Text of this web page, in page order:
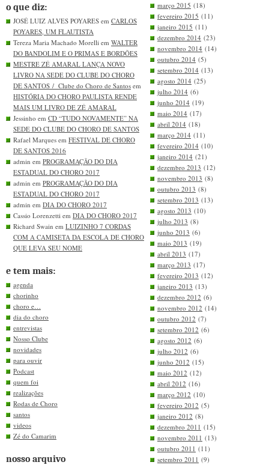
o que diz:
JOSÉ LUIZ ALVES POYARES em CARLOS
POYARES, UM FLAUTISTA
Tereza Maria Machado Morelli em WALTER
DO BANDOLIM E O PRIMAS E BORDÕES
MESTRE ZÉ AMARAL LANÇA NOVO
LIVRO NA SEDE DO CLUBE DO CHORO
DE SANTOS / Clube do Choro de Santos em
HISTÓRIA DO CHORO PAULISTA RENDE
MAIS UM LIVRO DE ZÉ AMARAL
Jessinho em CD “TUDO NOVAMENTE” NA
SEDE DO CLUBE DO CHORO DE SANTOS
Rafael Marques em FESTIVAL DE CHORO
DE SANTOS 2016
admin em PROGRAMAÇÃO DO DIA
ESTADUAL DO CHORO 2017
admin em PROGRAMAÇÃO DO DIA
ESTADUAL DO CHORO 2017
admin em DIA DO CHORO 2017
Cassio Lorenzetti em DIA DO CHORO 2017
Richard Swain em LUIZINHO 7 CORDAS
COM A CAMISETA DA ESCOLA DE CHORO
QUE LEVA SEU NOME
e tem mais:
agenda
chorinho
choro e…
dia do choro
entrevistas
Nosso Clube
novidades
para ouvir
Podcast
quem foi
realizações
Rodas de Choro
santos
videos
Zé do Camarim
nosso arquivo
março 2015 (18)
fevereiro 2015 (11)
janeiro 2015 (11)
dezembro 2014 (23)
novembro 2014 (14)
outubro 2014 (5)
setembro 2014 (13)
agosto 2014 (25)
julho 2014 (6)
junho 2014 (19)
maio 2014 (17)
abril 2014 (18)
março 2014 (11)
fevereiro 2014 (10)
janeiro 2014 (21)
dezembro 2013 (12)
novembro 2013 (8)
outubro 2013 (8)
setembro 2013 (13)
agosto 2013 (10)
julho 2013 (8)
junho 2013 (6)
maio 2013 (19)
abril 2013 (17)
março 2013 (17)
fevereiro 2013 (12)
janeiro 2013 (13)
dezembro 2012 (6)
novembro 2012 (14)
outubro 2012 (7)
setembro 2012 (6)
agosto 2012 (6)
julho 2012 (6)
junho 2012 (15)
maio 2012 (12)
abril 2012 (16)
março 2012 (10)
fevereiro 2012 (5)
janeiro 2012 (8)
dezembro 2011 (15)
novembro 2011 (13)
outubro 2011 (11)
setembro 2011 (9)